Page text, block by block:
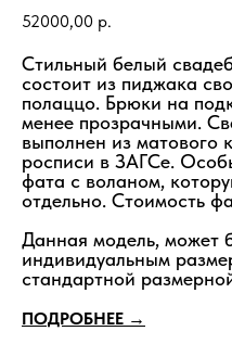
52000,00 р.
Стильный белый
состоит из пиджака
полаццо. Брюки на
менее прозрачными.
выполнен из матового
росписи в ЗАГСе.
фата с воланом,
отдельно. Стоимость
Данная модель, может
индивидуальным
стандартной
ПОДРОБНЕЕ →